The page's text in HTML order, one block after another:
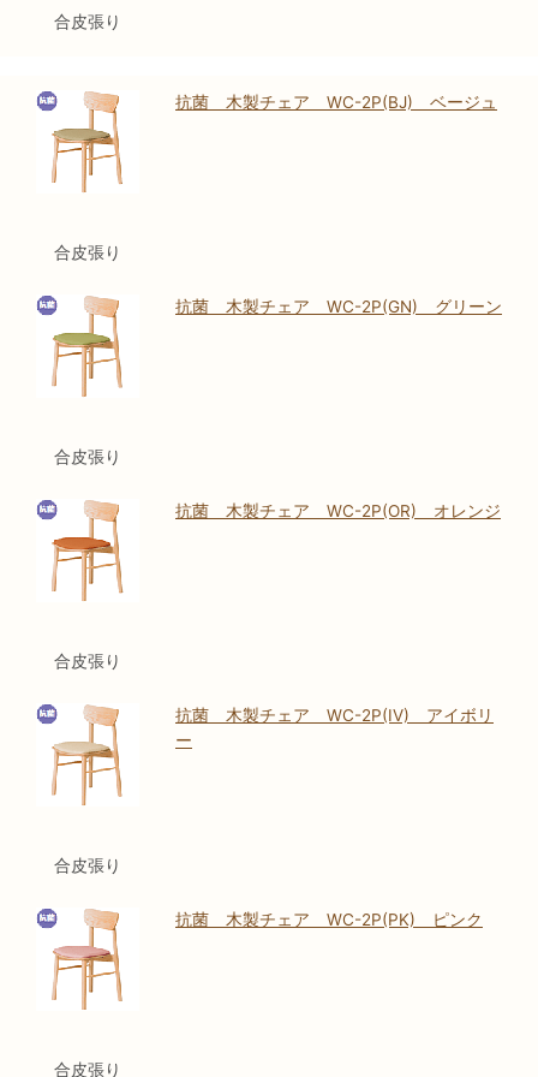
合皮張り
合皮張り
抗菌 木製チェア WC-2P(BJ) ベージュ
合皮張り
抗菌 木製チェア WC-2P(GN) グリーン
合皮張り
抗菌 木製チェア WC-2P(OR) オレンジ
合皮張り
抗菌 木製チェア WC-2P(IV) アイボリ
ー
合皮張り
抗菌 木製チェア WC-2P(PK) ピンク